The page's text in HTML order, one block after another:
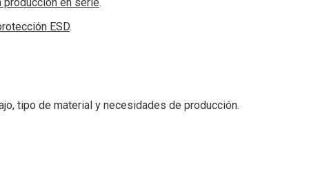
ESD.
tipo de material y necesidades de producción.